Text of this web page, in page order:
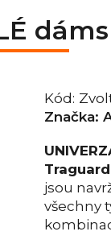
Kód:
Značka:
jsou
všechny